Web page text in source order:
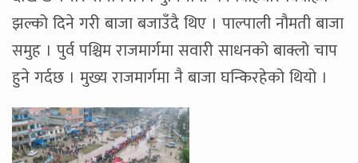
झल्को दिने गरी बाजा बजाउँदै थिए । पाल्पाली नौमती बाजा
समुह । पुर्व पश्चिम राजमार्गमा सवारी साधनको बाक्लो चाप
हुने गर्दछ । मुख्य राजमार्गमा नै बाजा घन्किरहेको थियो ।